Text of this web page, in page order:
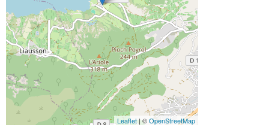
Leaflet| ©OpenStreetMap